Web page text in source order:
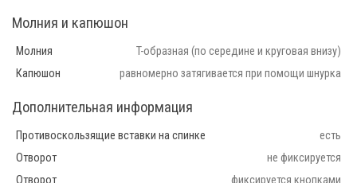
Молния и капюшон
Молния
T-образная (по середине и круговая внизу)
Капюшон
равномерно затягивается при помощи шнурка
Дополнительная информация
Противоскользящие вставки на спинке
есть
Отворот
не фиксируется